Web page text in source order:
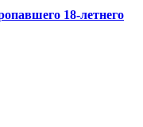
18-летнего